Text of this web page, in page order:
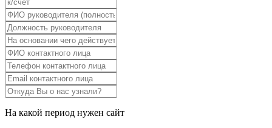
На какой период нужен сайт